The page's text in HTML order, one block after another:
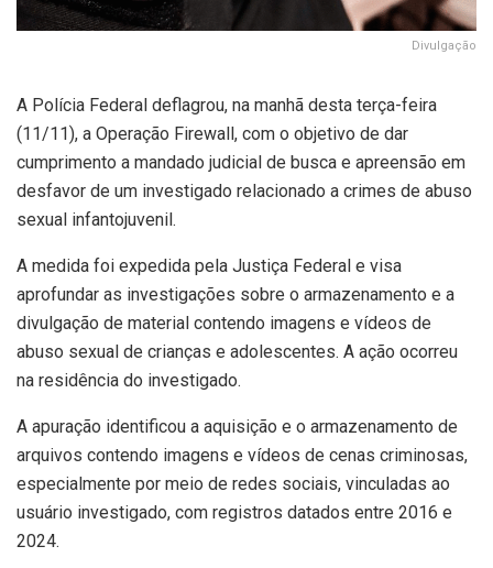
Divulgação
A Polícia Federal deflagrou, na manhã desta terça-feira
(11/11), a Operação Firewall, com o objetivo de dar
cumprimento a mandado judicial de busca e apreensão em
desfavor de um investigado relacionado a crimes de abuso
sexual infantojuvenil.
A medida foi expedida pela Justiça Federal e visa
aprofundar as investigações sobre o armazenamento e a
divulgação de material contendo imagens e vídeos de
abuso sexual de crianças e adolescentes. A ação ocorreu
na residência do investigado.
A apuração identificou a aquisição e o armazenamento de
arquivos contendo imagens e vídeos de cenas criminosas,
especialmente por meio de redes sociais, vinculadas ao
usuário investigado, com registros datados entre 2016 e
2024.